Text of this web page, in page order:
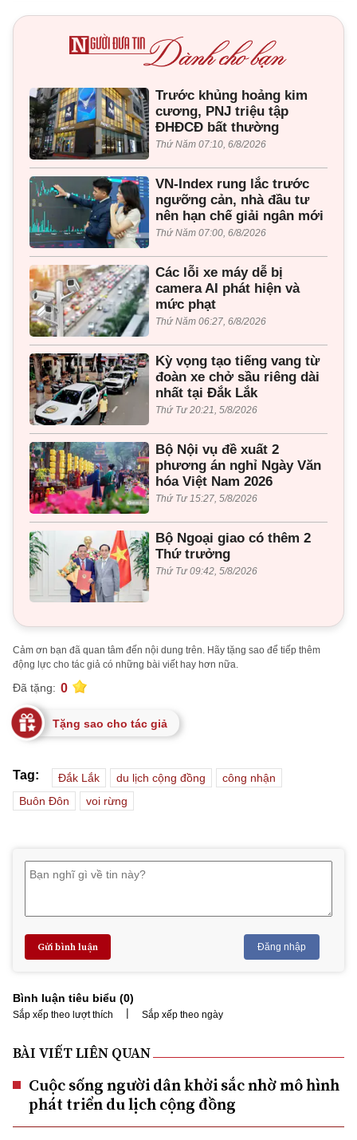
Trước khủng hoảng kim
cương, PNJ triệu tập
ĐHĐCĐ bất thường
Thứ Năm 07:10, 6/8/2026
VN-Index rung lắc trước
ngưỡng cản, nhà đầu tư
nên hạn chế giải ngân mới
Thứ Năm 07:00, 6/8/2026
Các lỗi xe máy dễ bị
camera AI phát hiện và
mức phạt
Thứ Năm 06:27, 6/8/2026
Kỳ vọng tạo tiếng vang từ
đoàn xe chở sầu riêng dài
nhất tại Đắk Lắk
Thứ Tư 20:21, 5/8/2026
Bộ Nội vụ đề xuất 2
phương án nghỉ Ngày Văn
hóa Việt Nam 2026
Thứ Tư 15:27, 5/8/2026
Bộ Ngoại giao có thêm 2
Thứ trưởng
Thứ Tư 09:42, 5/8/2026
Cảm ơn bạn đã quan tâm đến nội dung trên. Hãy tặng sao để tiếp thêm
động lực cho tác giả có những bài viết hay hơn nữa.
Đã tặng: 0
Tặng sao cho tác giả
Tag: Đắk Lắk du lịch cộng đồng
công nhận
Buôn Đôn
voi rừng
Gửi bình luận Đăng nhập
Bình luận tiêu biểu (0)
Sắp xếp theo lượt thích | Sắp xếp theo ngày
BÀI VIẾT LIÊN QUAN
Cuộc sống người dân khởi sắc nhờ mô hình
phát triển du lịch cộng đồng